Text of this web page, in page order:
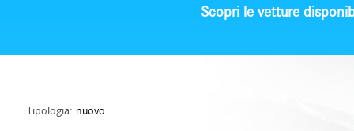
Scopri le vetture
Tipologia: nuovo